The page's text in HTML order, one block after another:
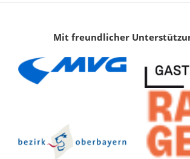
Mit freundlicher